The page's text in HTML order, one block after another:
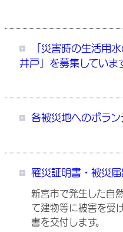
「災害時の生活用
井戸」を募集していま
各被災地へのボラ
罹災証明書・被災
新宮市で発生した自
て建物等に被害を受
書を交付します。